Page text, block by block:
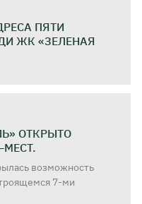
ПЯТИ
ЖК «ЗЕЛЕНАЯ
ОТКРЫТО
возможность
7-ми